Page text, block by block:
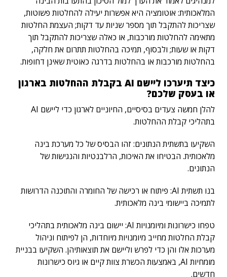
המלאכותית: אוטומציה היא אפשרות יעילה להחלטות פשוטות,
שצריכות להתקבל תוך מספר שניות עד דקות; העצמת החלטות
מתאימה להחלטות מורכבות, או כאלה שצריכות להתקבל תוך
דקות או שעות; ולבסוף, תמיכה בהחלטות תתרום את חלקה,
בהחלטות מורכבות או בהחלטות בדרגה כאוטית שאינן דחופות.
כיצד תיערכו ליישם AI בקבלת ההחלטות בארגון
או בעסק שלכם?
להלן חמשה צעדים בסיסיים, החיוניים לארגון כדי ליישם AI
בתהליכי קבלת ההחלטות.
השקיעו בתשתית הנתונים: זהו הבסיס של כל מערכת בינה
מלאכותית. הבטיחו את האיכות, הרלבנטיות והנגישות של
הנתונים.
בנו תשתית AI:
פיתוח או רכישה של החומרה והתוכנה הדרושות
לתמיכה ביישומי בינה מלאכותית.
טפחו כישרונות ומיומנויות AI:
יישום בינה מלאכותית בתהליכי
קבלת החלטות מחייב מיומנויות מיוחדות, הן לפיתוח וניהול
מערכות אלו והן כדי לפרש וליישם את תוצאותיהן. השקיעו בבניית
מומחיות AI, באמצעות הכשרת צוות קיים או גיוס כישרונות
חדשים.